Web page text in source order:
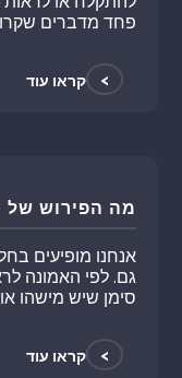
פחד מדברים שקרו
> קראו עוד
מה הפירוש של
אנחנו מופיעים
גם. לפי האמונה
סימן שיש מישהו
> קראו עוד